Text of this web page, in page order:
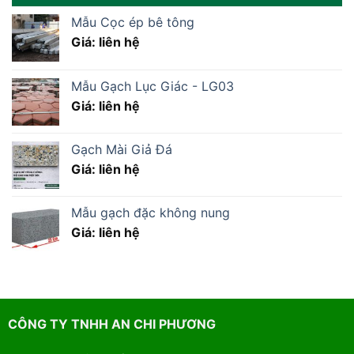
Mẫu Cọc ép bê tông
Giá: liên hệ
Mẫu Gạch Lục Giác - LG03
Giá: liên hệ
Gạch Mài Giả Đá
Giá: liên hệ
Mẫu gạch đặc không nung
Giá: liên hệ
CÔNG TY TNHH AN CHI PHƯƠNG